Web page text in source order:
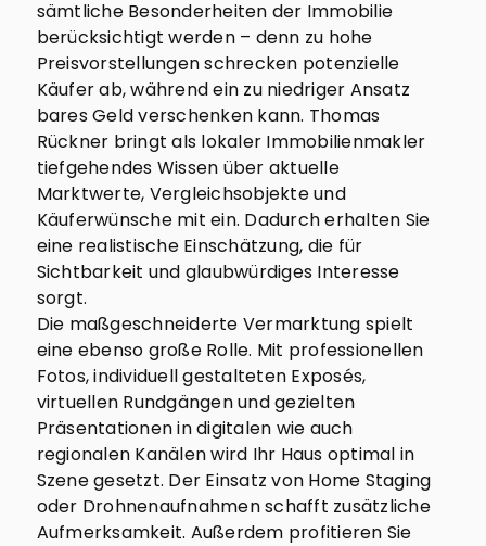
sämtliche Besonderheiten der Immobilie
berücksichtigt werden – denn zu hohe
Preisvorstellungen schrecken potenzielle
Käufer ab, während ein zu niedriger Ansatz
bares Geld verschenken kann. Thomas
Rückner bringt als lokaler Immobilienmakler
tiefgehendes Wissen über aktuelle
Marktwerte, Vergleichsobjekte und
Käuferwünsche mit ein. Dadurch erhalten Sie
eine realistische Einschätzung, die für
Sichtbarkeit und glaubwürdiges Interesse
sorgt.
Die maßgeschneiderte Vermarktung spielt
eine ebenso große Rolle. Mit professionellen
Fotos, individuell gestalteten Exposés,
virtuellen Rundgängen und gezielten
Präsentationen in digitalen wie auch
regionalen Kanälen wird Ihr Haus optimal in
Szene gesetzt. Der Einsatz von Home Staging
oder Drohnenaufnahmen schafft zusätzliche
Aufmerksamkeit. Außerdem profitieren Sie